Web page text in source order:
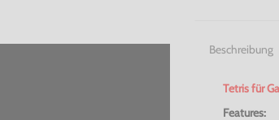
Beschreibung
Tetris für
Features: